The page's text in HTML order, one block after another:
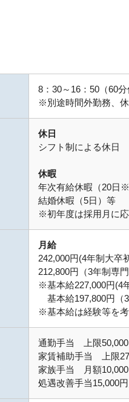
8：30～16：50（60
※別途時間外勤務、
休日
シフト制による休日
休暇
年次有給休暇（20日
結婚休暇（5日）等
※初年度は採用月に
月給
242,000円(4年制大卒
212,800円（3年制専
※基本給227,000円(4
基本給197,800円（
※基本給は経験等を
通勤手当 上限
家賃補助手当 上限
家族手当 月額
処遇改善手当15,000